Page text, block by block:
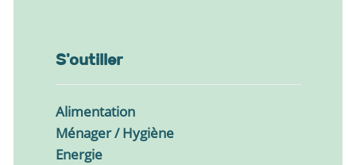
S'outiller
Alimentation
Ménager / Hygiène
Energie